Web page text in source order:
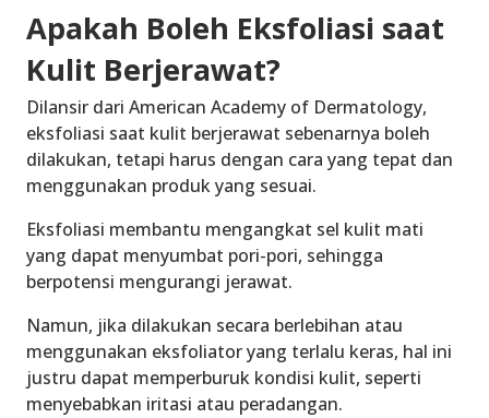
Apakah Boleh Eksfoliasi saat
Kulit Berjerawat?
Dilansir dari American Academy of Dermatology,
eksfoliasi saat kulit berjerawat sebenarnya boleh
dilakukan, tetapi harus dengan cara yang tepat dan
menggunakan produk yang sesuai.
Eksfoliasi membantu mengangkat sel kulit mati
yang dapat menyumbat pori-pori, sehingga
berpotensi mengurangi jerawat.
Namun, jika dilakukan secara berlebihan atau
menggunakan eksfoliator yang terlalu keras, hal ini
justru dapat memperburuk kondisi kulit, seperti
menyebabkan iritasi atau peradangan.